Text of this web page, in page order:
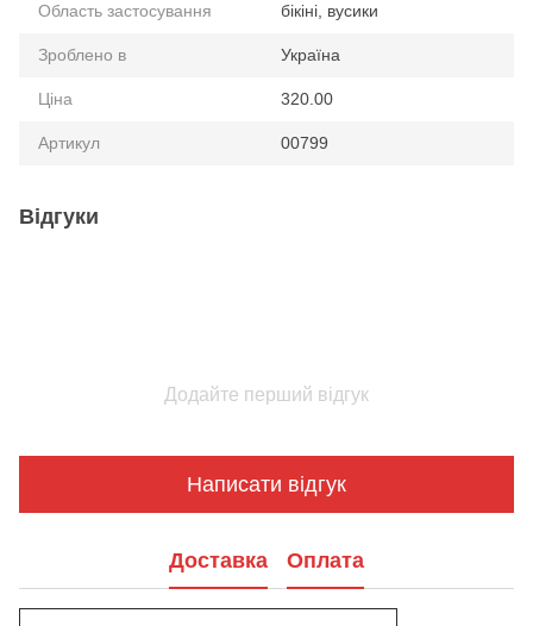
Область застосування бікіні, вусики
Зроблено в Україна
Ціна 320.00
Артикул 00799
Відгуки
Додайте перший відгук
Написати відгук
Доставка Оплата